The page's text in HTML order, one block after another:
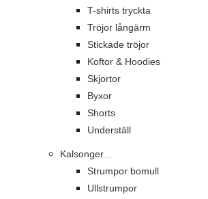
T-shirts tryckta
Tröjor långärm
Stickade tröjor
Koftor & Hoodies
Skjortor
Byxor
Shorts
Underställ
Kalsonger
Strumpor bomull
Ullstrumpor